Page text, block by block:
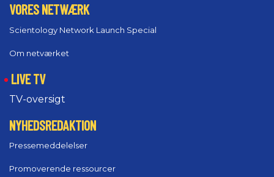
VORES NETWÆRK
Scientology Network Launch Special
Om netværket
LIVE TV
TV-oversigt
NYHEDSREDAKTION
Pressemeddelelser
Promoverende ressourcer